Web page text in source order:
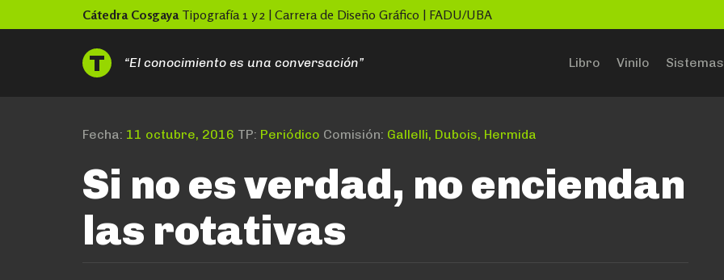
Skip
to
Cátedra CosgayaTipografía 1 y 2 | Carrera de Diseño Gráfico | FADU/UBA
“El conocimiento es una conversación” Libro Vinilo Sistemas
Fecha: 11 octubre, 2016 TP: Periódico Comisión: Gallelli, Dubois, Hermida
Si no es verdad, no enciendan
las rotativas